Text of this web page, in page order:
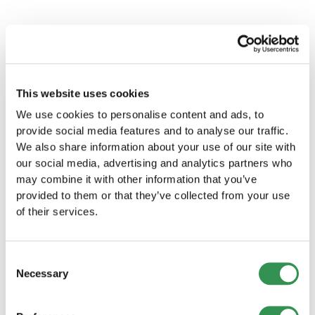
This website uses cookies
We use cookies to personalise content and ads, to
provide social media features and to analyse our traffic.
We also share information about your use of our site with
our social media, advertising and analytics partners who
may combine it with other information that you’ve
provided to them or that they’ve collected from your use
of their services.
Selection
Necessary
Anforderungen entsprechen und von den
Gründungsmitgliedern verabschiedet werden.
Verantwortlichkeiten, darunter die Einhaltung
Mitgliedsbeiträgen und die Einhaltung
ethischer Standards.
Sie suchen nach einer anderen Rechtsform
für Ihr Unternehmen im Kanton Obwalden?
Einzelfirma im Kanton Obwalden
gründen
Gründen Sie Ihre Einzelfirma im Kanton
Obwaldenund starten Sie Ihr eigenes
Unternehmen in dieser wundervollen Region.
GmbH gründen im Kanton Obwalden
Starten Sie Ihr Unternehmen als GmbH im Kanton